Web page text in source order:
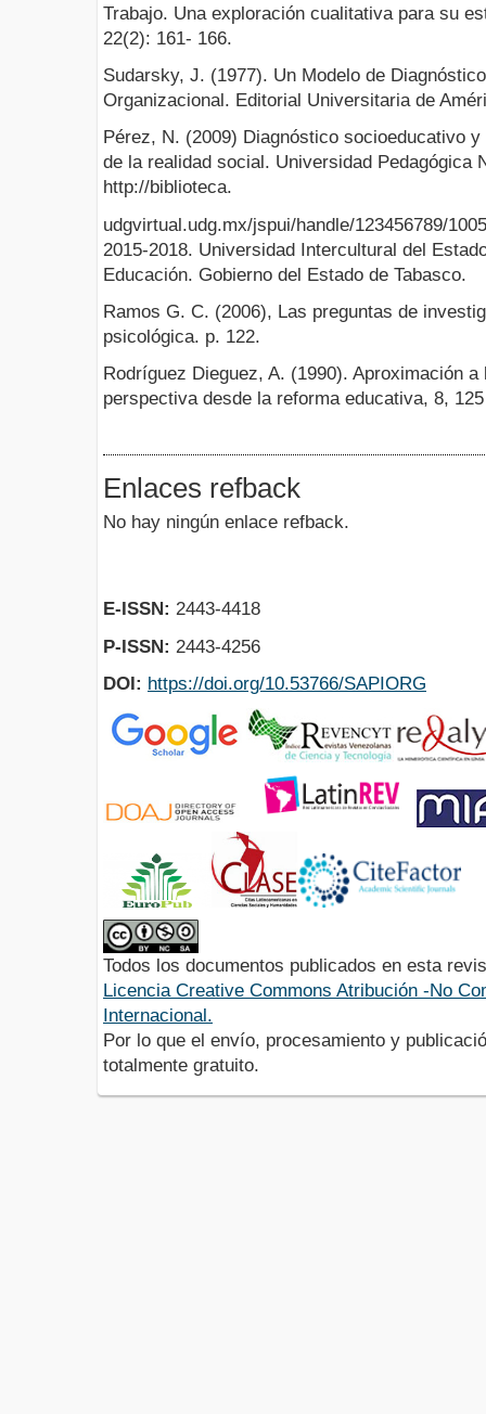
Trabajo. Una exploración cualitativa para su
22(2): 161- 166.
Sudarsky, J. (1977). Un Modelo de
Organizacional. Editorial Universitaria de
Pérez, N. (2009) Diagnóstico socioeducativo
de la realidad social. Universidad Pedagógica
http://biblioteca.
udgvirtual.udg.mx/jspui/handle/123456789/
2015-2018. Universidad Intercultural del
Educación. Gobierno del Estado de Tabasco.
Ramos G. C. (2006), Las preguntas de
psicológica. p. 122.
Rodríguez Dieguez, A. (1990). Aproximación
perspectiva desde la reforma educativa, 8,
Enlaces refback
No hay ningún enlace refback.
E-ISSN: 2443-4418
P-ISSN: 2443-4256
DOI: https://doi.org/10.53766/SAPIORG
Todos los documentos publicados en esta
Licencia Creative Commons Atribución -No
Internacional.
Por lo que el envío, procesamiento y
totalmente gratuito.